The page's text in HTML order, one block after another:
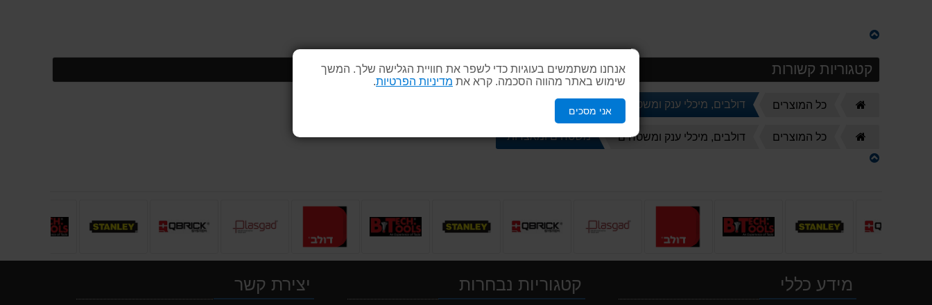
אנחנו משתמשים בעוגיות כדי לשפר את חוויית הגלישה שלך. המשך
שימוש באתר מהווה הסכמה. קרא את מדיניות הפרטיות
אני מסכים
קטגוריות קשורות
כל המוצרים דולבים, מיכלי ענק ומשטחים
כל המוצרים דולבים, מיכלי ענק ומשטחים משטחים ומאצרות
מידע כללי קטגוריות נבחרות יצירת קשר